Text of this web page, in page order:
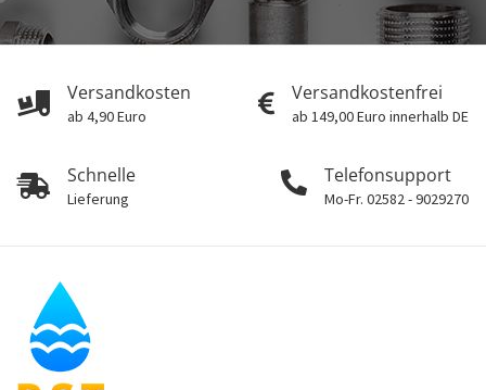
Versandkosten
ab 4,90 Euro
Versandkostenfrei
ab 149,00 Euro innerhalb DE
Schnelle
Lieferung
Telefonsupport
Mo-Fr. 02582 - 9029270